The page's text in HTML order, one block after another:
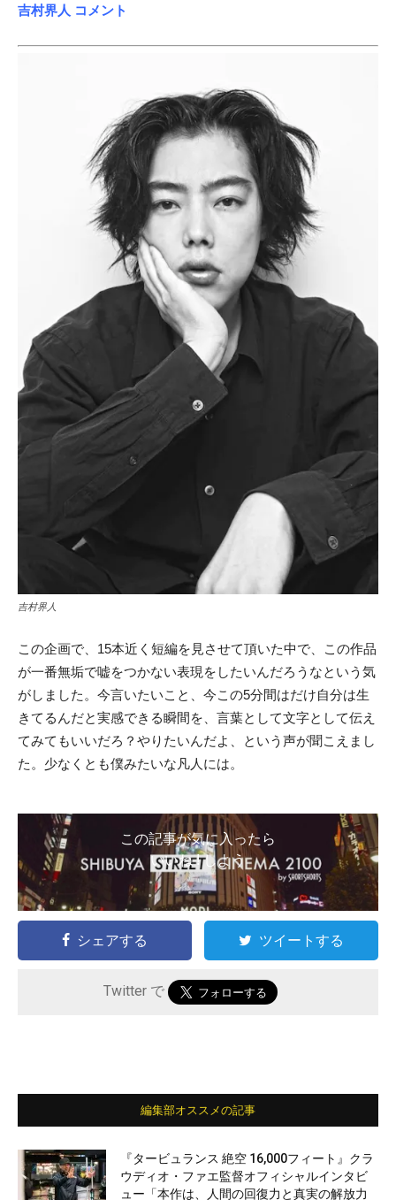
吉村界人 コメント
吉村界人
この企画で、15本近く短編を見させて頂いた中で、
この作品
が一番無垢で嘘をつかない表現をしたいんだろうなという 気
がしました。今言いたいこと、 今この5分間はだけ自分は生
きてるんだと実感できる瞬間を、 言葉として文字として伝え
てみてもいいだろ？やりたいんだよ、
という声が聞こえまし
た。少なくとも僕みたいな凡人には。
この記事が気に入ったら
いいね ! しよう
シェアする ツイートする
Twitter で
編集部オススメの記事
『タービュランス 絶空 16,000フィート』クラ
ウディオ・ファエ監督オフィシャルインタビ
ュー「本作は、人間の回復力と真実の解放力